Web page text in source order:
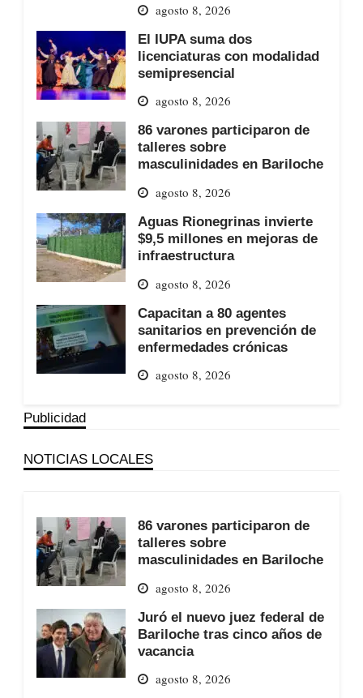
agosto 8, 2026
El IUPA suma dos
licenciaturas con modalidad
semipresencial
agosto 8, 2026
86 varones participaron de
talleres sobre
masculinidades en Bariloche
agosto 8, 2026
Aguas Rionegrinas invierte
$9,5 millones en mejoras de
infraestructura
agosto 8, 2026
Capacitan a 80 agentes
sanitarios en prevención de
enfermedades crónicas
agosto 8, 2026
Publicidad
NOTICIAS LOCALES
86 varones participaron de
talleres sobre
masculinidades en Bariloche
agosto 8, 2026
Juró el nuevo juez federal de
Bariloche tras cinco años de
vacancia
agosto 8, 2026